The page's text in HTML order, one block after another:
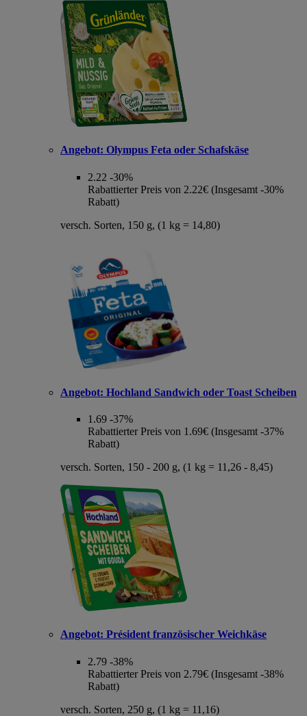
Angebot: Olympus Feta oder Schafskäse
2.22 -30%
Rabattierter Preis von 2.22€ (Insgesamt -30%
Rabatt)
versch. Sorten, 150 g, (1 kg = 14,80)
Angebot: Hochland Sandwich oder Toast Scheiben
1.69 -37%
Rabattierter Preis von 1.69€ (Insgesamt -37%
Rabatt)
versch. Sorten, 150 - 200 g, (1 kg = 11,26 - 8,45)
Angebot: Président französischer Weichkäse
2.79 -38%
Rabattierter Preis von 2.79€ (Insgesamt -38%
Rabatt)
versch. Sorten, 250 g, (1 kg = 11,16)